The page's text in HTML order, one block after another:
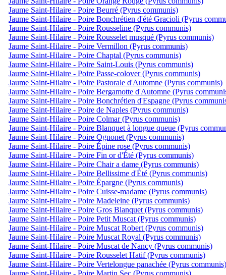
Jaume Saint-Hilaire - Poire Beurré (Pyrus communis)
Jaume Saint-Hilaire - Poire Bonchrétien d'été Gracioli (Pyrus
Jaume Saint-Hilaire - Poire Rousseline (Pyrus communis)
Jaume Saint-Hilaire - Poire Rousselet musqué (Pyrus communis)
Jaume Saint-Hilaire - Poire Vermillon (Pyrus communis)
Jaume Saint-Hilaire - Poire Chaptal (Pyrus communis)
Jaume Saint-Hilaire - Poire Saint-Louis (Pyrus communis)
Jaume Saint-Hilaire - Poire Passe-colover (Pyrus communis)
Jaume Saint-Hilaire - Poire Pastorale d'Automne (Pyrus communis)
Jaume Saint-Hilaire - Poire Bergamotte d'Automne (Pyrus
Jaume Saint-Hilaire - Poire Bonchrétien d'Espagne (Pyrus
Jaume Saint-Hilaire - Poire de Naples (Pyrus communis)
Jaume Saint-Hilaire - Poire Colmar (Pyrus communis)
Jaume Saint-Hilaire - Poire Blanquet à longue queue (Pyrus
Jaume Saint-Hilaire - Poire Ognonet (Pyrus communis)
Jaume Saint-Hilaire - Poire Épine rose (Pyrus communis)
Jaume Saint-Hilaire - Poire Fin or d'Été (Pyrus communis)
Jaume Saint-Hilaire - Poire Chair a dame (Pyrus communis)
Jaume Saint-Hilaire - Poire Bellissime d'Été (Pyrus communis)
Jaume Saint-Hilaire - Poire Épargne (Pyrus communis)
Jaume Saint-Hilaire - Poire Cuisse-madame (Pyrus communis)
Jaume Saint-Hilaire - Poire Madeleine (Pyrus communis)
Jaume Saint-Hilaire - Poire Gros Blanquet (Pyrus communis)
Jaume Saint-Hilaire - Poire Petit Muscat (Pyrus communis)
Jaume Saint-Hilaire - Poire Muscat Robert (Pyrus communis)
Jaume Saint-Hilaire - Poire Muscat Royal (Pyrus communis)
Jaume Saint-Hilaire - Poire Muscat de Nancy (Pyrus communis)
Jaume Saint-Hilaire - Poire Rousselet Hatif (Pyrus communis)
Jaume Saint-Hilaire - Poire Vertelongue panachée (Pyrus communis)
Jaume Saint-Hilaire - Poire Martin Sec (Pyrus communis)